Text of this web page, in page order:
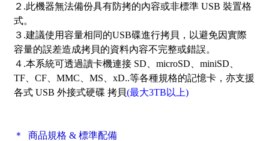
２.此機器無法備份具有防拷的內容或非標準 USB 裝置格
式。
３.建議使用容量相同的USB碟進行拷貝，以避免因實際
容量的誤差造成拷貝的資料內容不完整或錯誤。
４.本系統可透過讀卡機連接 SD、microSD、miniSD、
TF、CF、MMC、MS、xD..等各種規格的記憶卡，亦支援
各式 USB 外接式硬碟 拷貝(最大3TB以上)
＊ 商品規格 & 標準配備